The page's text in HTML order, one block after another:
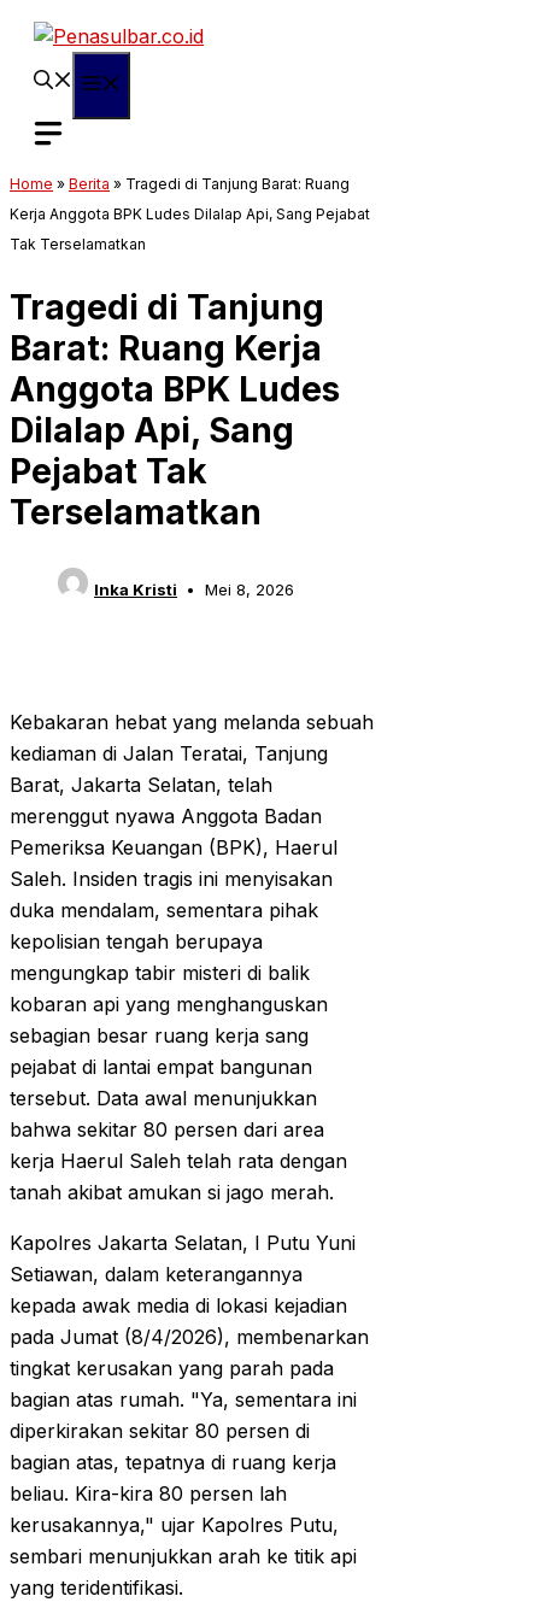
Langsung
Home » Berita » Tragedi di Tanjung Barat: Ruang
Kerja Anggota BPK Ludes Dilalap Api, Sang Pejabat
Tak Terselamatkan
Tragedi di Tanjung
Barat: Ruang Kerja
Anggota BPK Ludes
Dilalap Api, Sang
Pejabat Tak
Terselamatkan
Inka Kristi Mei 8, 2026
Kebakaran hebat yang melanda sebuah
kediaman di Jalan Teratai, Tanjung
Barat, Jakarta Selatan, telah
merenggut nyawa Anggota Badan
Pemeriksa Keuangan (BPK), Haerul
Saleh. Insiden tragis ini menyisakan
duka mendalam, sementara pihak
kepolisian tengah berupaya
mengungkap tabir misteri di balik
kobaran api yang menghanguskan
sebagian besar ruang kerja sang
pejabat di lantai empat bangunan
tersebut. Data awal menunjukkan
bahwa sekitar 80 persen dari area
kerja Haerul Saleh telah rata dengan
tanah akibat amukan si jago merah.
Kapolres Jakarta Selatan, I Putu Yuni
Setiawan, dalam keterangannya
kepada awak media di lokasi kejadian
pada Jumat (8/4/2026), membenarkan
tingkat kerusakan yang parah pada
bagian atas rumah. "Ya, sementara ini
diperkirakan sekitar 80 persen di
bagian atas, tepatnya di ruang kerja
beliau. Kira-kira 80 persen lah
kerusakannya," ujar Kapolres Putu,
sembari menunjukkan arah ke titik api
yang teridentifikasi.